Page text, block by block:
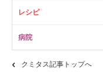
レシピ
病院
クミタス記事トップへ